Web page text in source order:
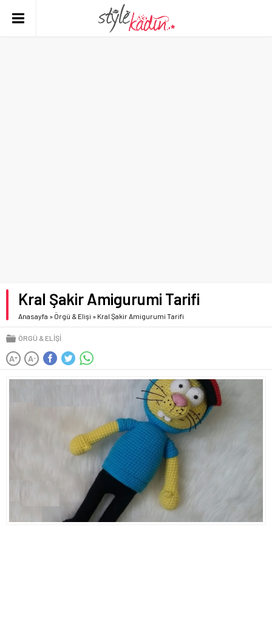
Kral Şakir Amigurumi Tarifi
Anasayfa » Örgü & Elişi » Kral Şakir Amigurumi Tarifi
ÖRGÜ & ELIŞI
A+ A-